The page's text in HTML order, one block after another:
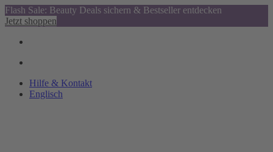
Flash Sale: Beauty Deals sichern & Bestseller entdecken
Jetzt shoppen
Hilfe & Kontakt
Englisch